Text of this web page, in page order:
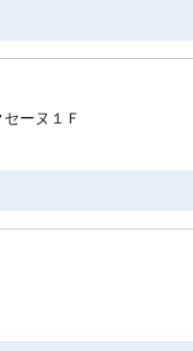
ーヌ１Ｆ